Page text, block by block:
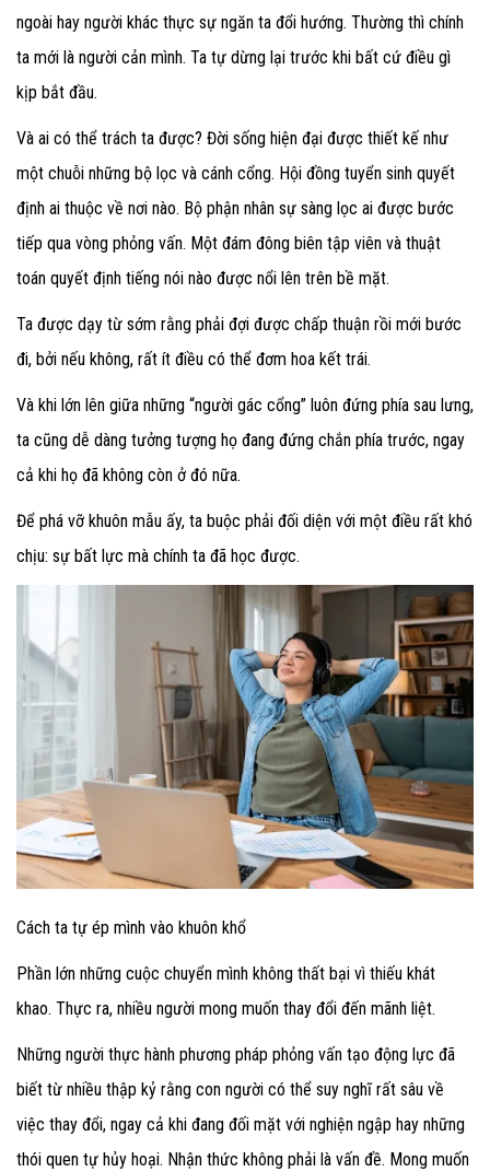
ngoài hay người khác thực sự ngăn ta đổi hướng. Thường thì chính
ta mới là người cản mình. Ta tự dừng lại trước khi bất cứ điều gì
kịp bắt đầu.
Và ai có thể trách ta được? Đời sống hiện đại được thiết kế như
một chuỗi những bộ lọc và cánh cổng. Hội đồng tuyển sinh quyết
định ai thuộc về nơi nào. Bộ phận nhân sự sàng lọc ai được bước
tiếp qua vòng phỏng vấn. Một đám đông biên tập viên và thuật
toán quyết định tiếng nói nào được nổi lên trên bề mặt.
Ta được dạy từ sớm rằng phải đợi được chấp thuận rồi mới bước
đi, bởi nếu không, rất ít điều có thể đơm hoa kết trái.
Và khi lớn lên giữa những “người gác cổng” luôn đứng phía sau lưng,
ta cũng dễ dàng tưởng tượng họ đang đứng chắn phía trước, ngay
cả khi họ đã không còn ở đó nữa.
Để phá vỡ khuôn mẫu ấy, ta buộc phải đối diện với một điều rất khó
chịu: sự bất lực mà chính ta đã học được.
Cách ta tự ép mình vào khuôn khổ
Phần lớn những cuộc chuyển mình không thất bại vì thiếu khát
khao. Thực ra, nhiều người mong muốn thay đổi đến mãnh liệt.
Những người thực hành phương pháp phỏng vấn tạo động lực đã
biết từ nhiều thập kỷ rằng con người có thể suy nghĩ rất sâu về
việc thay đổi, ngay cả khi đang đối mặt với nghiện ngập hay những
thói quen tự hủy hoại. Nhận thức không phải là vấn đề. Mong muốn